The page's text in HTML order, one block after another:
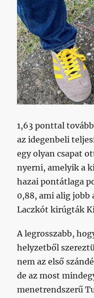
1,63 ponttal
az idegenbeli
egy olyan csapat
nyerni, amelyik a
hazai pontátlaga
0,88, ami alig
Laczkót kirúgták
A legrosszabb,
helyzetből
nem az első
de az most
menetrendszerű